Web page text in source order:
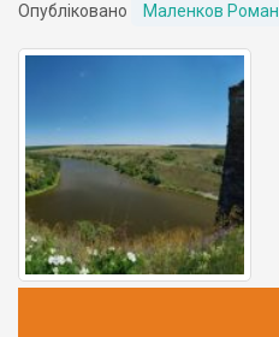
Опубліковано Маленков Роман